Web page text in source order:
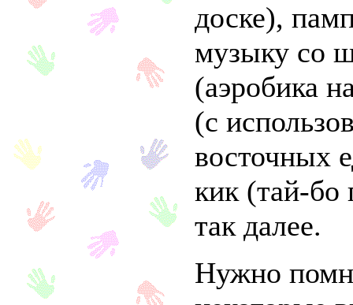
доске),
музыку со
(аэробика
(с
восточных
кик (тай-бо
так далее.
Нужно